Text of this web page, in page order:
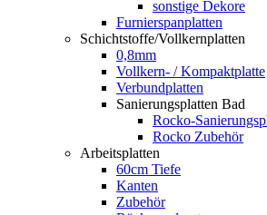
sonstige Dekore
Furnierspanplatten
Schichtstoffe/Vollkernplatten
0,8mm
Vollkern- / Kompaktplatte
Verbundplatten
Sanierungsplatten Bad
Rocko-
Rocko Zubehör
Arbeitsplatten
60cm Tiefe
Kanten
Zubehör